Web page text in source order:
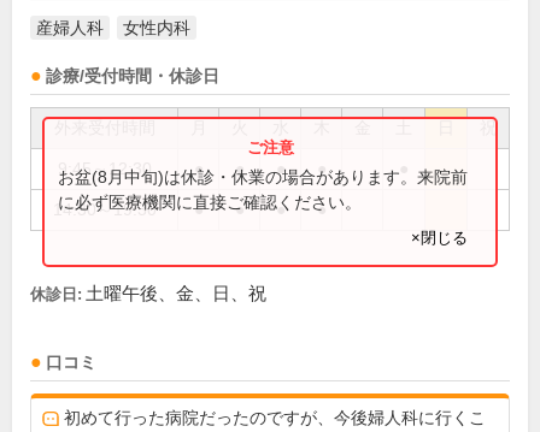
産婦人科 女性内科
診療/受付時間・休診日
祝
9:45～12:30 ● ● ● ●
14:30～19:30 ● ● ● ●
お盆(8月中旬)は休診・休業の場合があります。来院前
に必ず医療機関に直接ご確認ください。
×閉じる
休診日: 土曜午後、金、日、祝
口コミ
初めて行った病院だったのですが、今後婦人科に行くこ